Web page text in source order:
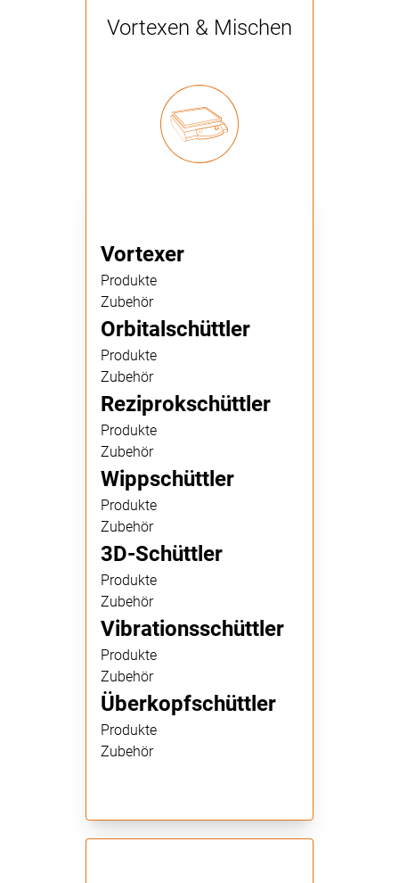
Vortexen & Mischen
Vortexer
Produkte
Zubehör
Orbitalschüttler
Produkte
Zubehör
Reziprokschüttler
Produkte
Zubehör
Wippschüttler
Produkte
Zubehör
3D-Schüttler
Produkte
Zubehör
Vibrationsschüttler
Produkte
Zubehör
Überkopfschüttler
Produkte
Zubehör